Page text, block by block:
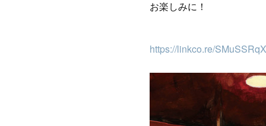
お楽しみに！
https://linkco.re/SMuSSRqX